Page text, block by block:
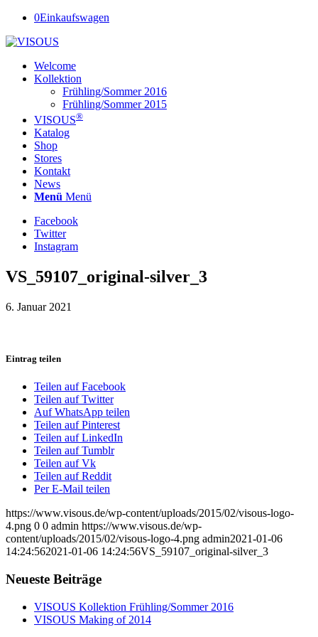
0Einkaufswagen
Welcome
Kollektion
Frühling/Sommer 2016
Frühling/Sommer 2015
VISOUS®
Katalog
Shop
Stores
Kontakt
News
Menü Menü
Facebook
Twitter
Instagram
VS_59107_original-silver_3
6. Januar 2021
Eintrag teilen
Teilen auf Facebook
Teilen auf Twitter
Auf WhatsApp teilen
Teilen auf Pinterest
Teilen auf LinkedIn
Teilen auf Tumblr
Teilen auf Vk
Teilen auf Reddit
Per E-Mail teilen
https://www.visous.de/wp-content/uploads/2015/02/visous-logo-
4.png 0 0 admin https://www.visous.de/wp-
content/uploads/2015/02/visous-logo-4.png admin2021-01-06
14:24:562021-01-06 14:24:56VS_59107_original-silver_3
Neueste Beiträge
VISOUS Kollektion Frühling/Sommer 2016
VISOUS Making of 2014